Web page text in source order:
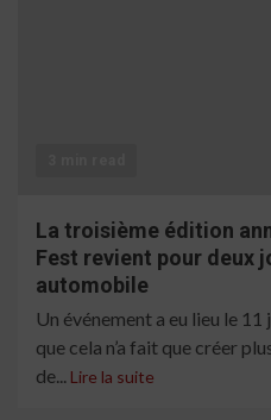
La troisième édition
Fest revient pour deux
automobile
Un événement a eu lieu le
que cela n’a fait que créer
de... Lire la suite